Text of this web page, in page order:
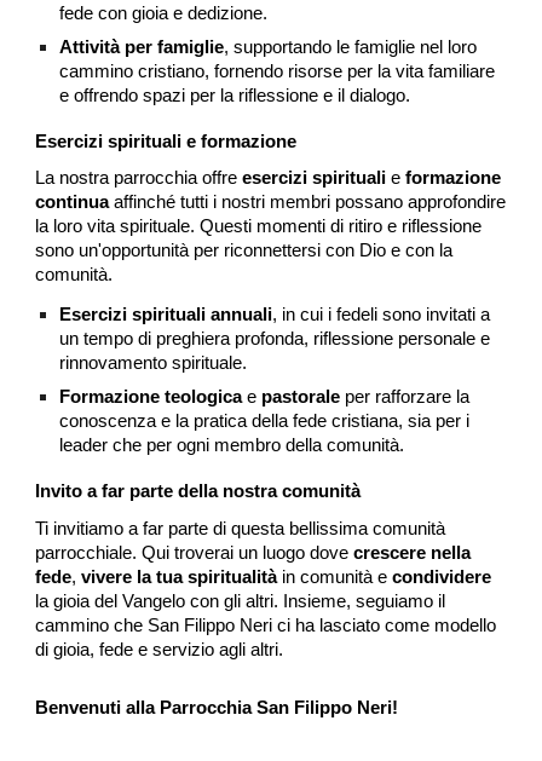
fede con gioia e dedizione.
Attività per famiglie, supportando le famiglie nel loro
cammino cristiano, fornendo risorse per la vita familiare
e offrendo spazi per la riflessione e il dialogo.
Esercizi spirituali e formazione
La nostra parrocchia offreesercizi spirituali eformazione
continuaaffinché tutti i nostri membri possano approfondire
la loro vita spirituale. Questi momenti di ritiro e riflessione
sono un'opportunità per riconnettersi con Dio e con la
comunità.
Esercizi spirituali annuali, in cui i fedeli sono invitati a
un tempo di preghiera profonda, riflessione personale e
rinnovamento spirituale.
Formazione teologicae pastorale per rafforzare la
conoscenza e la pratica della fede cristiana, sia per i
leader che per ogni membro della comunità.
Invito a far parte della nostra comunità
Ti invitiamo a far parte di questa bellissima comunità
parrocchiale. Qui troverai un luogo dovecrescere nella
fede,vivere la tua spiritualitàin comunità econdividere
la gioia del Vangelo con gli altri. Insieme, seguiamo il
cammino che San Filippo Neri ci ha lasciato come modello
di gioia, fede e servizio agli altri.
Benvenuti alla Parrocchia San Filippo Neri!